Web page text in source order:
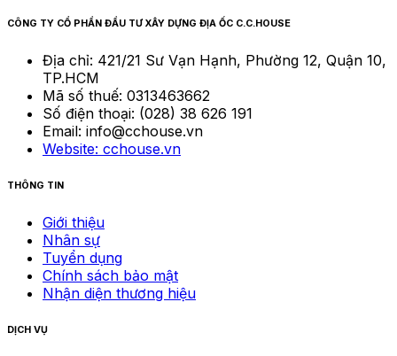
CÔNG TY CỔ PHẦN ĐẦU TƯ XÂY DỰNG ĐỊA ỐC C.C.HOUSE
Địa chỉ: 421/21 Sư Vạn Hạnh, Phường 12, Quận 10,
TP.HCM
Mã số thuế: 0313463662
Số điện thoại: (028) 38 626 191
Email: info@cchouse.vn
Website: cchouse.vn
THÔNG TIN
Giới thiệu
Nhân sự
Tuyển dụng
Chính sách bảo mật
Nhận diện thương hiệu
DỊCH VỤ